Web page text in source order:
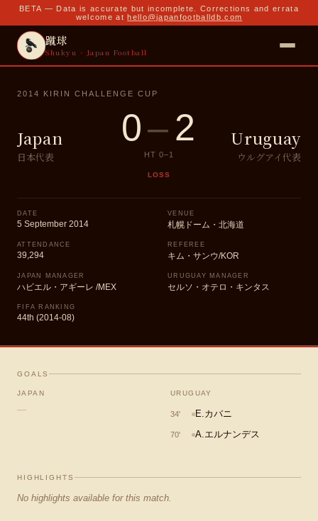
BETA — Data is accurate but incomplete. Corrections and errata
welcome at hello@japanfootballdb.com
蹴球
Shukyu · Japan Football
2014 KIRIN CHALLENGE CUP
Japan
日本代表
0–2
HT 0–1
LOSS
Uruguay
ウルグアイ代表
DATE
5 September 2014
VENUE
札幌ドーム・北海道
ATTENDANCE
39,294
REFEREE
キム・サンウ/KOR
JAPAN MANAGER
ハビエル・アギーレ /MEX
URUGUAY MANAGER
セルソ・オテロ・キンタス
FIFA RANKING
44th (2014-08)
GOALS
JAPAN
—
URUGUAY
34' E.カバニ
70' A.エルナンデス
HIGHLIGHTS
No highlights available for this match.